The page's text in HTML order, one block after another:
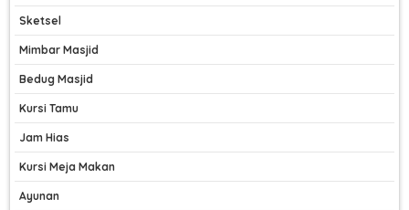
Sketsel
Mimbar Masjid
Bedug Masjid
Kursi Tamu
Jam Hias
Kursi Meja Makan
Ayunan